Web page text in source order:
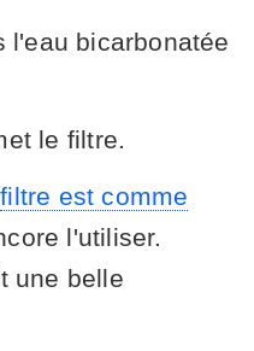
l'eau bicarbonatée
le filtre.
filtre est comme
l'utiliser.
une belle